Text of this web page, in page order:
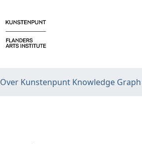
Over Kunstenpunt Knowledge Graph